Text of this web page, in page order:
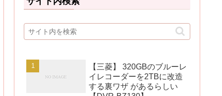
【三菱】 320GBのブルーレ
イレコーダーを2TBに改造
する裏ワザ があるらしい